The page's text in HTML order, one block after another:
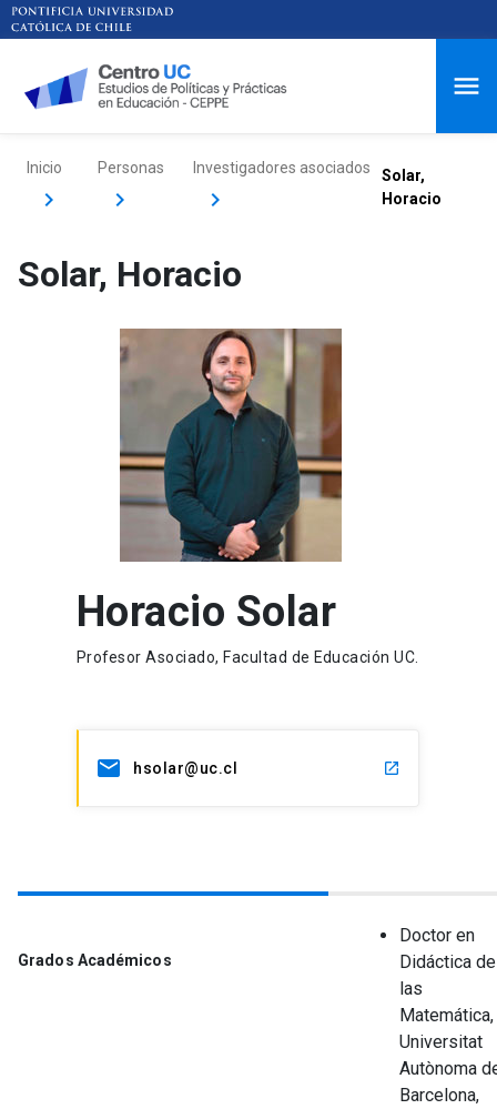
Inicio Personas Investigadores asociados
Solar,
Horacio
Solar, Horacio
Horacio Solar
Profesor Asociado, Facultad de Educación UC.
hsolar@uc.cl
Grados Académicos
Doctor en
Didáctica de
las
Matemática,
Universitat
Autònoma
Barcelona,